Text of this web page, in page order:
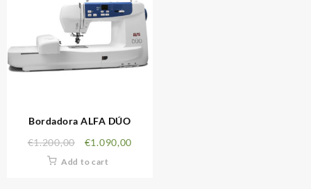
Bordadora ALFA DÚO
€1.200,00 €1.090,00
Add to cart